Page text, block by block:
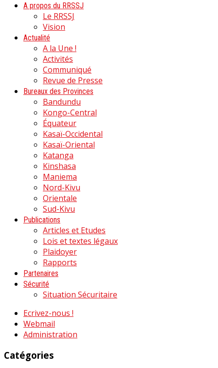
A propos du RRSSJ
Le RRSSJ
Vision
Actualité
A la Une !
Activités
Communiqué
Revue de Presse
Bureaux des Provinces
Bandundu
Kongo-Central
Équateur
Kasaï-Occidental
Kasaï-Oriental
Katanga
Kinshasa
Maniema
Nord-Kivu
Orientale
Sud-Kivu
Publications
Articles et Etudes
Lois et textes légaux
Plaidoyer
Rapports
Partenaires
Sécurité
Situation Sécuritaire
Ecrivez-nous !
Webmail
Administration
Catégories